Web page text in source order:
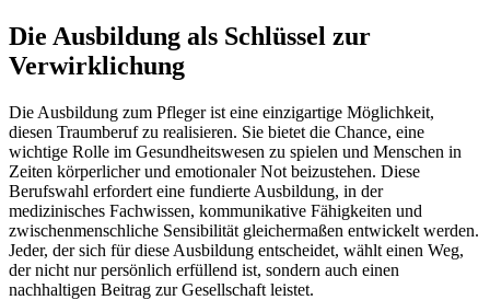
Die Ausbildung als Schlüssel zur
Verwirklichung
Die Ausbildung zum Pfleger ist eine einzigartige Möglichkeit,
diesen Traumberuf zu realisieren. Sie bietet die Chance, eine
wichtige Rolle im Gesundheitswesen zu spielen und Menschen in
Zeiten körperlicher und emotionaler Not beizustehen. Diese
Berufswahl erfordert eine fundierte Ausbildung, in der
medizinisches Fachwissen, kommunikative Fähigkeiten und
zwischenmenschliche Sensibilität gleichermaßen entwickelt werden.
Jeder, der sich für diese Ausbildung entscheidet, wählt einen Weg,
der nicht nur persönlich erfüllend ist, sondern auch einen
nachhaltigen Beitrag zur Gesellschaft leistet.